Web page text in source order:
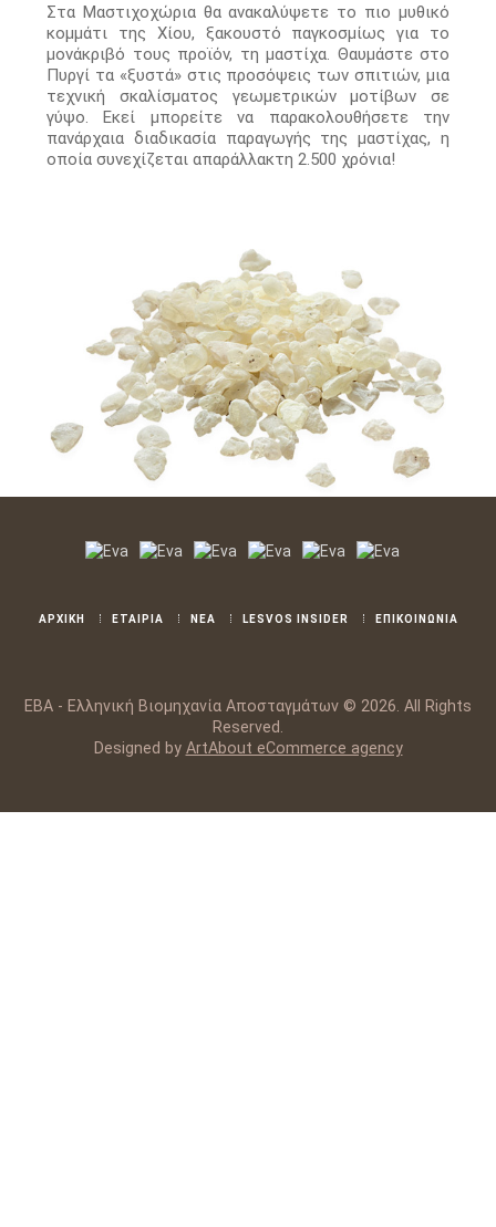
Στα Μαστιχοχώρια θα ανακαλύψετε το πιο μυθικό
κομμάτι της Χίου, ξακουστό παγκοσμίως για το
μονάκριβό τους προϊόν, τη μαστίχα. Θαυμάστε στο
Πυργί τα «ξυστά» στις προσόψεις των σπιτιών, μια
τεχνική σκαλίσματος γεωμετρικών μοτίβων σε
γύψο. Εκεί μπορείτε να παρακολουθήσετε την
πανάρχαια διαδικασία παραγωγής της μαστίχας, η
οποία συνεχίζεται απαράλλακτη 2.500 χρόνια!
ΑΡΧΙΚΗ ΕΤΑΙΡΙΑ ΝΕΑ LESVOS INSIDER ΕΠΙΚΟΙΝΩΝΙΑ
ΕΒΑ - Ελληνική Βιομηχανία Αποσταγμάτων © 2026. All Rights
Reserved.
Designed by ArtAbout eCommerce agency